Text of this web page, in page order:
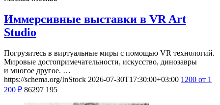
Иммерсивные выставки в VR Art
Studio
Погрузитесь в виртуальные миры с помощью VR технологий.
Мировые достопримечательности, искусство, динозавры
и многое другое. …
https://schema.org/InStock 2026-07-30T17:30:00+03:00 1200 от 1
200 ₽ 86297 195